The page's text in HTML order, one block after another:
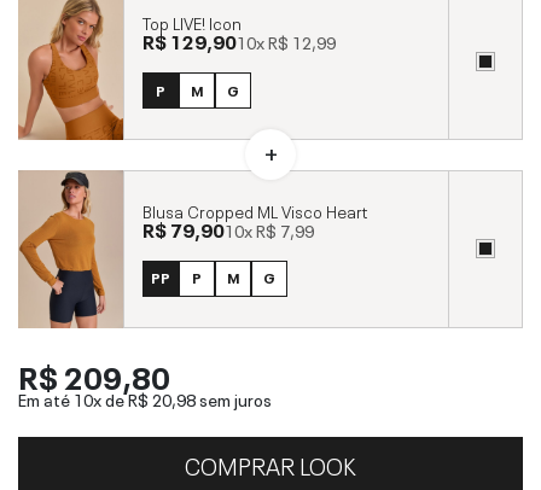
Top LIVE! Icon
R$ 129,9010xR$ 12,99
P M G
Blusa Cropped ML Visco Heart
R$ 79,9010xR$ 7,99
PP P M G
R$ 209,80
Em até 10x deR$ 20,98sem juros
COMPRAR LOOK